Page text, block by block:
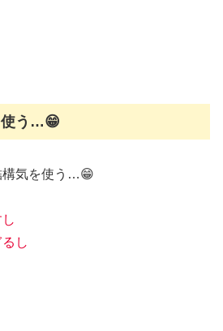
使う…😁
構気を使う…😁
し